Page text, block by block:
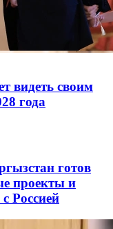
видеть своим
года
готов
проекты и
Россией